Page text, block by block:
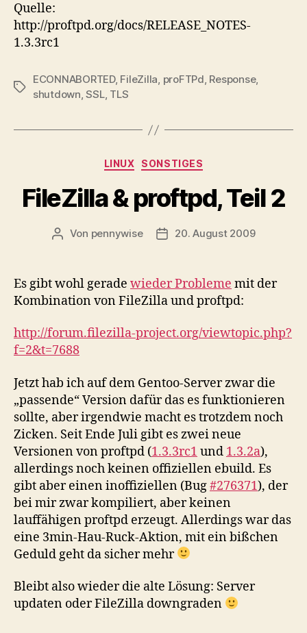
Quelle:
http://proftpd.org/docs/RELEASE_NOTES-
1.3.3rc1
Schlagwörter
ECONNABORTED, FileZilla, proFTPd, Response,
shutdown,SSL, TLS
Kategorien
LINUX SONSTIGES
FileZilla & proftpd, Teil 2
Beitragsautor
Von pennywise Veröffentlichungsdatum
20. August 2009
Es gibt wohl gerade wieder Probleme mit der
Kombination von FileZilla und proftpd:
http://forum.filezilla-project.org/viewtopic.php?
f=2&t=7688
Jetzt hab ich auf dem Gentoo-Server zwar die
„passende“ Version dafür das es funktionieren
sollte, aber irgendwie macht es trotzdem noch
Zicken. Seit Ende Juli gibt es zwei neue
Versionen von proftpd (1.3.3rc1 und 1.3.2a),
allerdings noch keinen offiziellen ebuild. Es
gibt aber einen inoffiziellen (Bug#276371), der
bei mir zwar kompiliert, aber keinen
lauffähigen proftpd erzeugt. Allerdings war das
eine 3min-Hau-Ruck-Aktion, mit ein bißchen
Geduld geht da sicher mehr
Bleibt also wieder die alte Lösung: Server
updaten oder FileZilla downgraden